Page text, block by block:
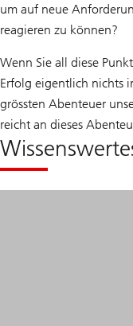
um auf neue
reagieren zu können?
Wenn Sie all diese
Erfolg eigentlich nichts
grössten Abenteuer
reicht an dieses